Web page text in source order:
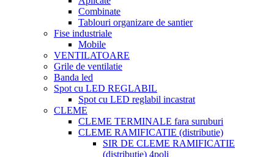
Combinate
Tablouri organizare de santier
Fise industriale
Mobile
VENTILATOARE
Grile de ventilatie
Banda led
Spot cu LED REGLABIL
Spot cu LED reglabil incastrat
CLEME
CLEME TERMINALE fara suruburi
CLEME RAMIFICATIE (distributie)
SIR DE CLEME RAMIFICATIE
(distributie) 4poli